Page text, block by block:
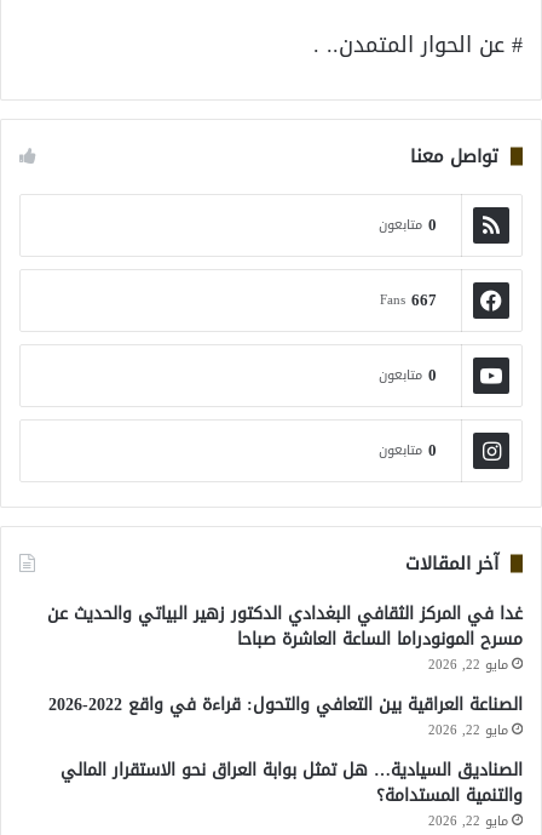
# عن الحوار المتمدن.. .
تواصل معنا
0 متابعون
667
Fans
0 متابعون
0 متابعون
آخر المقالات
غدا في المركز الثقافي البغدادي الدكتور زهير البياتي والحديث عن
مسرح المونودراما الساعة العاشرة صباحا
مايو 22, 2026
الصناعة العراقية بين التعافي والتحول: قراءة في واقع 2022-2026
مايو 22, 2026
الصناديق السيادية… هل تمثل بوابة العراق نحو الاستقرار المالي
والتنمية المستدامة؟
مايو 22, 2026